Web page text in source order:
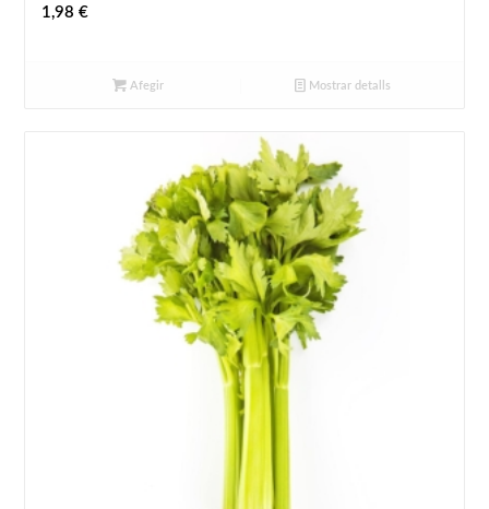
1,98€
Afegir Mostrar detalls